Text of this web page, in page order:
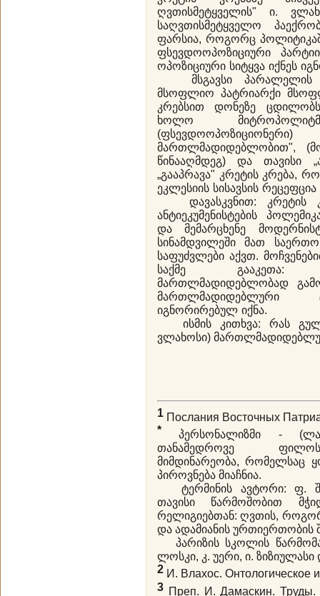
ღვთისმეტყველის" ი.
საღვთისმეტყველო
ფარსია, როგორც
ფსევდოოპოზიციური
ოპოზიციური სიტყვა იქნეს
მსგავსი პარალელის
მსოფლიო პატრიარქი
კრებსით დონეზე ცდილობს
ხოლო
მართლმადიდებლობით",
წინააღმდეგ) და თავისი
„გააპრავა" კრეტის კრება,
ეკლესიის სისავსის
დავასკვნით: კრეტის
ანტიეკუმენისტების
და მემარცხენე
სინამდვილეში მათ
საფუძვლები აქვთ.
საქმე გააკეთა:
მართლმადიდებლობად
მართლმადიდებლური
იგნორირებულ იქნა.
ისმის კითხვა: რას
ვლახოსი)
1 Послания Восточных
* პერსონალიზმი -
თანამედროვე
მიმდინარეობა, რომელსაც
პიროვნება მიაჩნია.
ტერმინის ავტორი: ფ.
თავისი წარმოშობით
რელიგიებთან: ღვთის,
და ადამიანის ურთიერთობის
პარიზის სკოლის
ლოსკი, კ. უერი, ი. ზიზიულასი
2 И. Влахос. Онтологическое
3 Преп. И. Дамаскин. Труды.